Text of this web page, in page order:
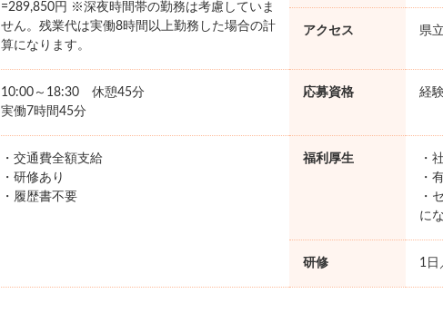
=289,850円 ※深夜時間帯の勤務は考慮していま
せん。残業代は実働8時間以上勤務した場合の計
算になります。
アクセス 県
10:00～18:30 休憩45分
実働7時間45分
応募資格 経
・交通費全額支給
・研修あり
・履歴書不要
福利厚生
・
・
・
に
研修 1日